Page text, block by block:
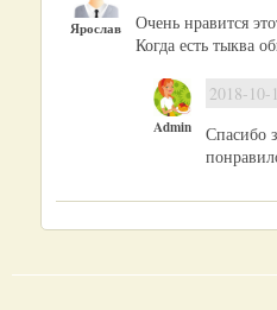
Ярослав
Очень нравится
Когда есть тыква
Admin
2018-10-
Спасибо